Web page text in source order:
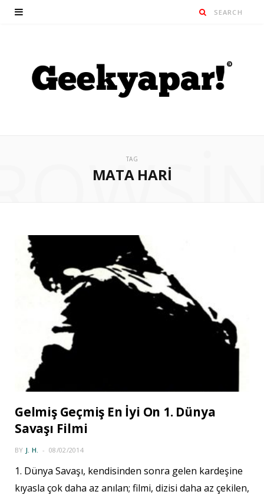
TAG
MATA HARI
Gelmiş Geçmiş En İyi On 1. Dünya
Savaşı Filmi
BY J. H. 08/02/2014
1. Dünya Savaşı, kendisinden sonra gelen kardeşine
kıyasla çok daha az anılan; filmi, dizisi daha az çekilen,